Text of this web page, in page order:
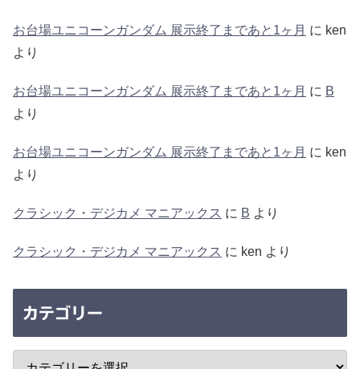
お台場ユニコーンガンダム 展示終了まであと1ヶ月 に ken
より
お台場ユニコーンガンダム 展示終了まであと1ヶ月 に B
より
お台場ユニコーンガンダム 展示終了まであと1ヶ月 に ken
より
クラシック・デジカメ マニアックス に B より
クラシック・デジカメ マニアックス に ken より
カテゴリー